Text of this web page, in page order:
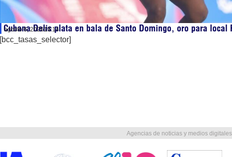
Cubana Delis plata en bala de Santo Domingo, oro para local
agosto 6, 202619:14
[bcc_tasas_selector]
Agencias de noticias y medios digitales